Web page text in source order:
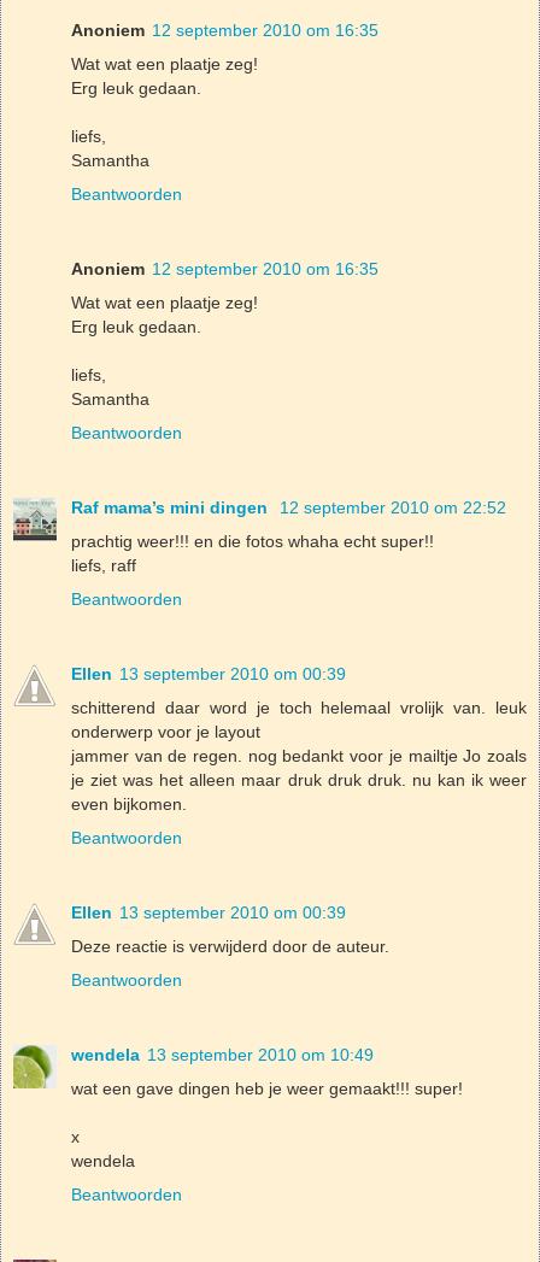
Anoniem 12 september 2010 om 16:35
Wat wat een plaatje zeg!
Erg leuk gedaan.
liefs,
Samantha
Beantwoorden
Anoniem 12 september 2010 om 16:35
Wat wat een plaatje zeg!
Erg leuk gedaan.
liefs,
Samantha
Beantwoorden
Raf mama’s mini dingen
12 september 2010 om 22:52
prachtig weer!!! en die fotos whaha echt super!!
liefs, raff
Beantwoorden
Ellen 13 september 2010 om 00:39
schitterend daar word je toch helemaal vrolijk van. leuk
onderwerp voor je layout
jammer van de regen. nog bedankt voor je mailtje Jo zoals
je ziet was het alleen maar druk druk druk. nu kan ik weer
even bijkomen.
Beantwoorden
Ellen 13 september 2010 om 00:39
Deze reactie is verwijderd door de auteur.
Beantwoorden
wendela 13 september 2010 om 10:49
wat een gave dingen heb je weer gemaakt!!! super!
x
wendela
Beantwoorden